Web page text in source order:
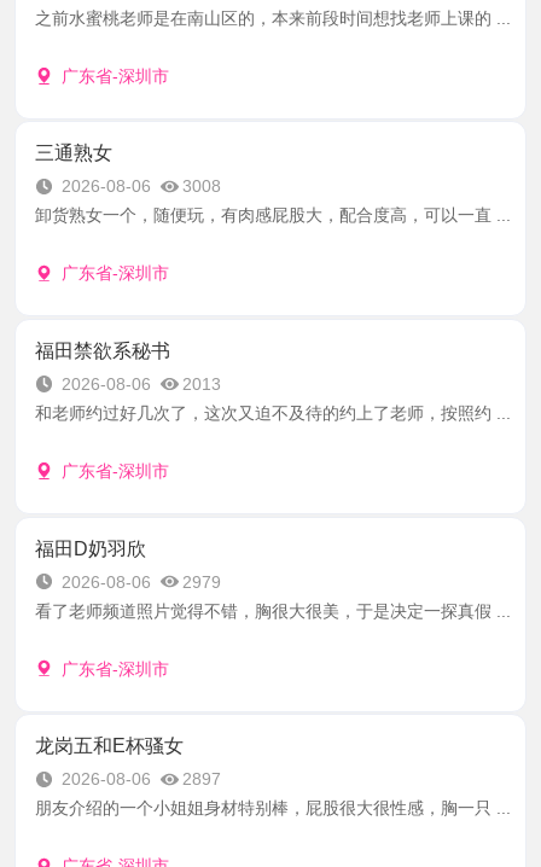
之前水蜜桃老师是在南山区的，本来前段时间想找老师上课的 ...
广东省-深圳市
三通熟女
2026-08-06
3008
卸货熟女一个，随便玩，有肉感屁股大，配合度高，可以一直 ...
广东省-深圳市
福田禁欲系秘书
2026-08-06
2013
和老师约过好几次了，这次又迫不及待的约上了老师，按照约 ...
广东省-深圳市
福田D奶羽欣
2026-08-06
2979
看了老师频道照片觉得不错，胸很大很美，于是决定一探真假 ...
广东省-深圳市
龙岗五和E杯骚女
2026-08-06
2897
朋友介绍的一个小姐姐身材特别棒，屁股很大很性感，胸一只 ...